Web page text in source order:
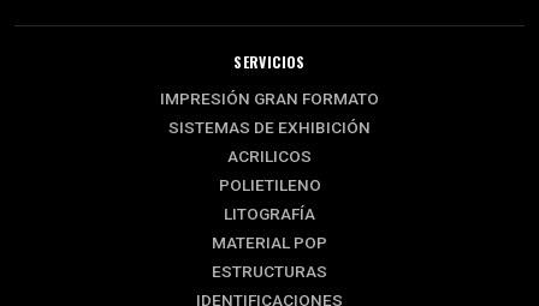
SERVICIOS
IMPRESIÓN GRAN FORMATO
SISTEMAS DE EXHIBICIÓN
ACRILICOS
POLIETILENO
LITOGRAFÍA
MATERIAL POP
ESTRUCTURAS
IDENTIFICACIONES